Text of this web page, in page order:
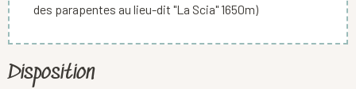
des parapentes au lieu-dit "La Scia" 1650m)
Disposition